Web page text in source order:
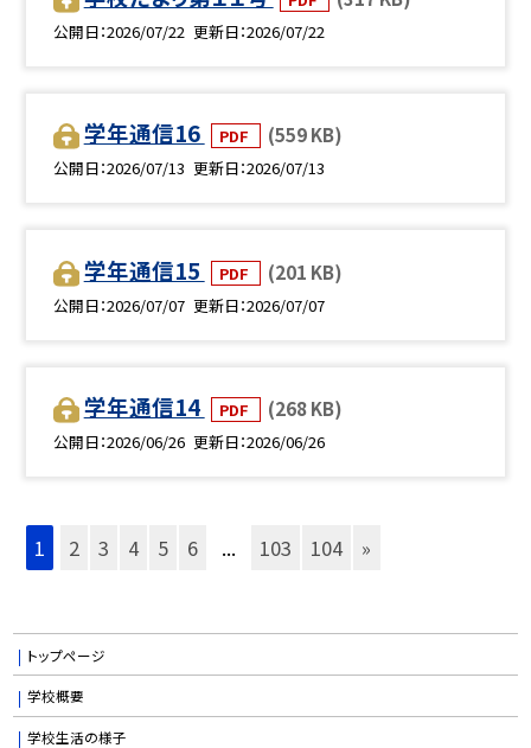
公開日 2026/07/22 更新日 2026/07/22
学年通信16 PDF (559 KB)
公開日 2026/07/13 更新日 2026/07/13
学年通信15 PDF (201 KB)
公開日 2026/07/07 更新日 2026/07/07
学年通信14 PDF (268 KB)
公開日 2026/06/26 更新日 2026/06/26
1 2 3 4 5 6 ... 103 104 »
トップページ
学校概要
学校生活の様子